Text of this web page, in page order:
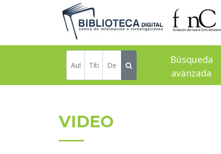
Búsqueda
avanzada
VIDEO